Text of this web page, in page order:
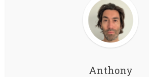
Anthony